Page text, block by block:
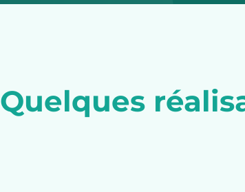
Quelques